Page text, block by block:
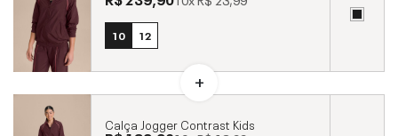
10 12
Calça Jogger Contrast Kids